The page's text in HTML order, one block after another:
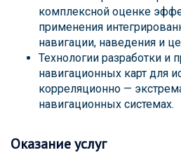
комплексной оценке
применения
навигации, наведения и
Технологии разработки
навигационных карт для
корреляционно —
навигационных системах.
Оказание услуг